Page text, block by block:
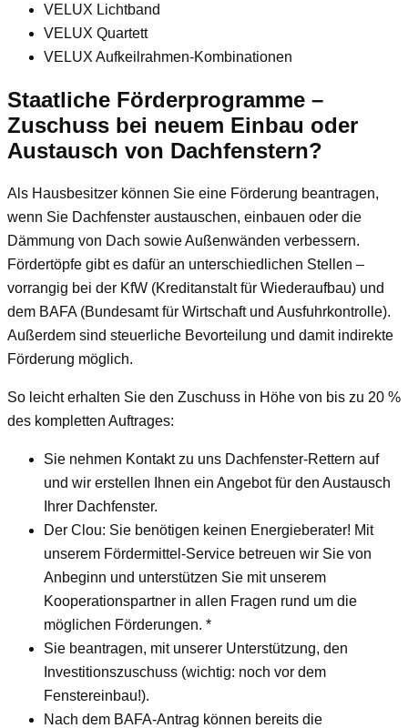
VELUX Lichtband
VELUX Quartett
VELUX Aufkeilrahmen-Kombinationen
Staatliche Förderprogramme –
Zuschuss bei neuem Einbau oder
Austausch von Dachfenstern?
Als Hausbesitzer können Sie eine Förderung beantragen,
wenn Sie Dachfenster austauschen, einbauen oder die
Dämmung von Dach sowie Außenwänden verbessern.
Fördertöpfe gibt es dafür an unterschiedlichen Stellen –
vorrangig bei der KfW (Kreditanstalt für Wiederaufbau) und
dem BAFA (Bundesamt für Wirtschaft und Ausfuhrkontrolle).
Außerdem sind steuerliche Bevorteilung und damit indirekte
Förderung möglich.
So leicht erhalten Sie den Zuschuss in Höhe von bis zu 20 %
des kompletten Auftrages:
Sie nehmen Kontakt zu uns Dachfenster-Rettern auf
und wir erstellen Ihnen ein Angebot für den Austausch
Ihrer Dachfenster.
Der Clou: Sie benötigen keinen Energieberater! Mit
unserem Fördermittel-Service betreuen wir Sie von
Anbeginn und unterstützen Sie mit unserem
Kooperationspartner in allen Fragen rund um die
möglichen Förderungen. *
Sie beantragen, mit unserer Unterstützung, den
Investitionszuschuss (wichtig: noch vor dem
Fenstereinbau!).
Nach dem BAFA-Antrag können bereits die